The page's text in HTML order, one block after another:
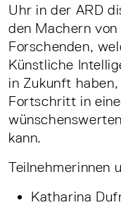
Uhr in der ARD
den Machern
Forschenden,
Künstliche
in Zukunft
Fortschritt in
kann.
Teilnehmerinnen
Katharina